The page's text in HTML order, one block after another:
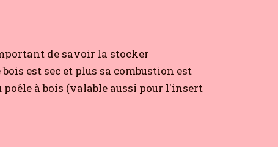
de savoir la stocker
est sec et plus sa combustion est
à bois (valable aussi pour l'insert